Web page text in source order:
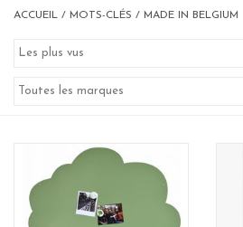
LIMITED EXCLUSIVES
Etagères Shelves
ACCUEIL / MOTS-CLÉS / MADE IN BELGIUM